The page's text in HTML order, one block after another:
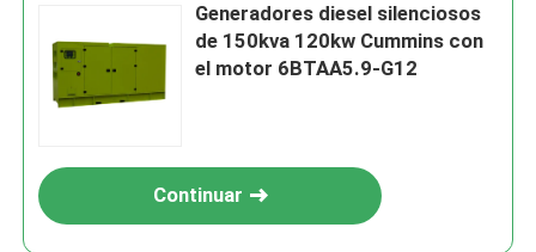
Generadores diesel silenciosos
de 150kva 120kw Cummins con
el motor 6BTAA5.9-G12
Continuar